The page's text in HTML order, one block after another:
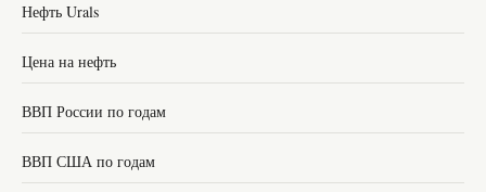
Нефть Urals
Цена на нефть
ВВП России по годам
ВВП США по годам